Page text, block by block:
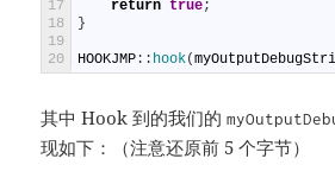
17
18
19
20
return true;
}
HOOKJMP : : hook(
其中 Hook 到的我们的
现如下：（注意还原前 5 个字节）